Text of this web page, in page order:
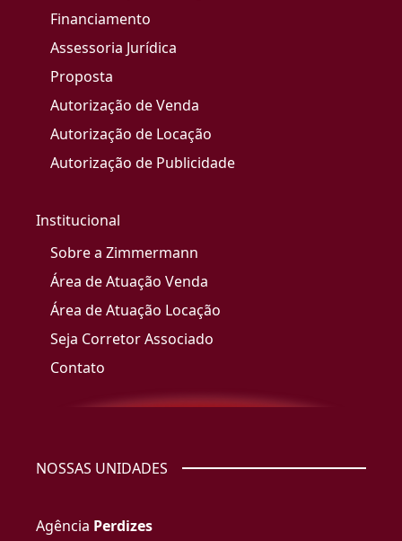
Financiamento
Assessoria Jurídica
Proposta
Autorização de Venda
Autorização de Locação
Autorização de Publicidade
Institucional
Sobre a Zimmermann
Área de Atuação Venda
Área de Atuação Locação
Seja Corretor Associado
Contato
NOSSAS UNIDADES
Agência Perdizes